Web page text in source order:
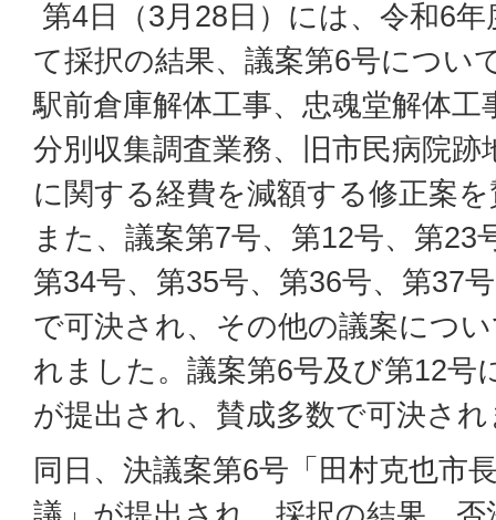
第4日（3月28日）には、令和6
て採択の結果、議案第6号につい
駅前倉庫解体工事、忠魂堂解体
分別収集調査業務、旧市民病院
に関する経費を減額する修正案
また、議案第7号、第12号、第23
第34号、第35号、第36号、第37
で可決され、その他の議案につ
れました。議案第6号及び第12号
が提出され、賛成多数で可決さ
同日、決議案第6号「田村克也市